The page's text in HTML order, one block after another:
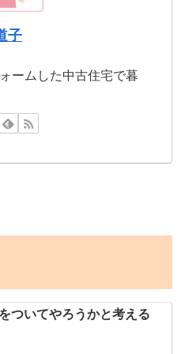
子
ームした中古住宅で暮
ついてやろうかと考える